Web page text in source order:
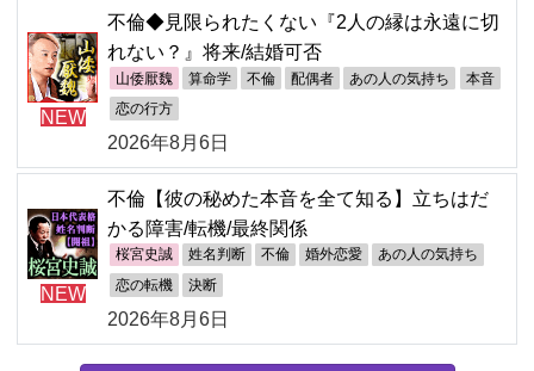
NEW
不倫◆見限られたくない『2人の縁は永遠に切
れない？』将来/結婚可否
山倭厭魏 算命学 不倫 配偶者 あの人の気持ち 本音
恋の行方
2026年8月6日
NEW
不倫【彼の秘めた本音を全て知る】立ちはだ
かる障害/転機/最終関係
桜宮史誠 姓名判断 不倫 婚外恋愛 あの人の気持ち
恋の転機 決断
2026年8月6日